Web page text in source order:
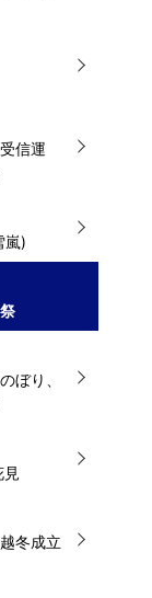
信運
嵐)
ぼり、
見
冬成立